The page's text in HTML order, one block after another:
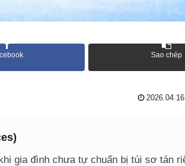
Sao chép
2026.04.16
gia đình chưa tự chuẩn bị túi sơ tán